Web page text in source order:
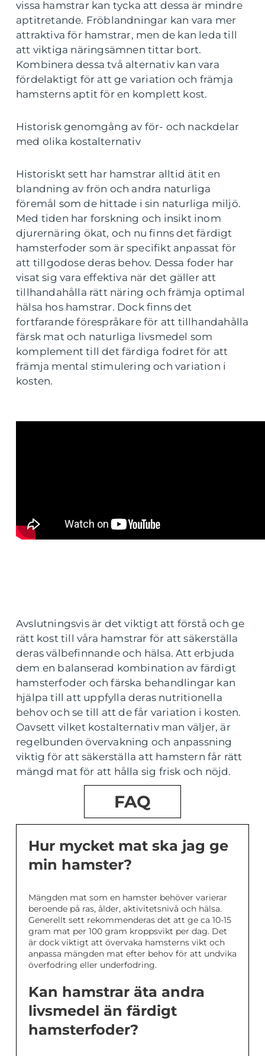
vissa hamstrar kan tycka att dessa är mindre
aptitretande. Fröblandningar kan vara mer
attraktiva för hamstrar, men de kan leda till
att viktiga näringsämnen tittar bort.
Kombinera dessa två alternativ kan vara
fördelaktigt för att ge variation och främja
hamsterns aptit för en komplett kost.
Historisk genomgång av för- och nackdelar
med olika kostalternativ
Historiskt sett har hamstrar alltid ätit en
blandning av frön och andra naturliga
föremål som de hittade i sin naturliga miljö.
Med tiden har forskning och insikt inom
djurernäring ökat, och nu finns det färdigt
hamsterfoder som är specifikt anpassat för
att tillgodose deras behov. Dessa foder har
visat sig vara effektiva när det gäller att
tillhandahålla rätt näring och främja optimal
hälsa hos hamstrar. Dock finns det
fortfarande förespråkare för att tillhandahålla
färsk mat och naturliga livsmedel som
komplement till det färdiga fodret för att
främja mental stimulering och variation i
kosten.
Avslutningsvis är det viktigt att förstå och ge
rätt kost till våra hamstrar för att säkerställa
deras välbefinnande och hälsa. Att erbjuda
dem en balanserad kombination av färdigt
hamsterfoder och färska behandlingar kan
hjälpa till att uppfylla deras nutritionella
behov och se till att de får variation i kosten.
Oavsett vilket kostalternativ man väljer, är
regelbunden övervakning och anpassning
viktig för att säkerställa att hamstern får rätt
mängd mat för att hålla sig frisk och nöjd.
FAQ
Hur mycket mat ska jag ge
min hamster?
Mängden mat som en hamster behöver varierar
beroende på ras, ålder, aktivitetsnivå och hälsa.
Generellt sett rekommenderas det att ge ca 10-15
gram mat per 100 gram kroppsvikt per dag. Det
är dock viktigt att övervaka hamsterns vikt och
anpassa mängden mat efter behov för att undvika
överfodring eller underfodring.
Kan hamstrar äta andra
livsmedel än färdigt
hamsterfoder?